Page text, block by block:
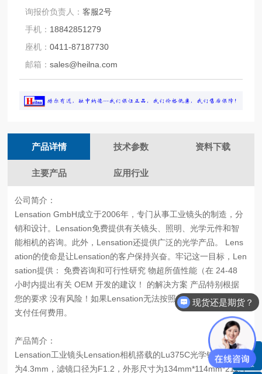
询报价负责人：客服2号
手机： 18842851279
座机：0411-87187730
邮箱：sales@heilna.com
产品详情 技术参数 资料下载
主要产品 应用行业
公司简介：
Lensation GmbH成立于2006年，专门从事工业镜头的制造，分
销和设计。Lensation免费提供有关镜头、照明、光学元件和智
能相机的咨询。此外，Lensation还提供广泛的光学产品。 Lens
ation的使命是让Lensation的客户保持兴奋。牢记这一目标，Len
sation提供： 免费咨询和可行性研究 物超所值性能（在 24-48
小时内提出有关 OEM 开发的建议！ 的解决方案 产品特别根据
您的要求 没有风险！如果Lensation无法按照规格交付，则无需
支付任何费用。
产品简介：
Lensation工业镜头Lensation相机搭载的Lu375C光学镜头焦距
为4.3mm，滤镜口径为F1.2，外形尺寸为134mm*114mm*211.4客服
现货还是期货？